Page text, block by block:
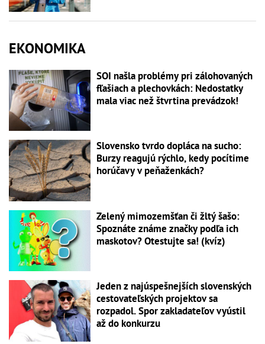
EKONOMIKA
SOI našla problémy pri zálohovaných
fľašiach a plechovkách: Nedostatky
mala viac než štvrtina prevádzok!
Slovensko tvrdo dopláca na sucho:
Burzy reagujú rýchlo, kedy pocítime
horúčavy v peňaženkách?
Zelený mimozemšťan či žltý šašo:
Spoznáte známe značky podľa ich
maskotov? Otestujte sa! (kvíz)
Jeden z najúspešnejších slovenských
cestovateľských projektov sa
rozpadol. Spor zakladateľov vyústil
až do konkurzu